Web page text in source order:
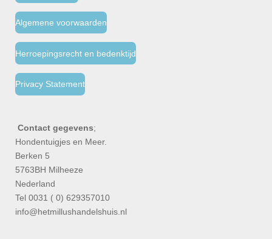
Algemene voorwaarden
Herroepingsrecht en bedenktijd
Privacy Statement
Contact gegevens;
Hondentuigjes en Meer.
Berken 5
5763BH Milheeze
Nederland
Tel 0031 ( 0) 629357010
info@hetmillushandelshuis.nl